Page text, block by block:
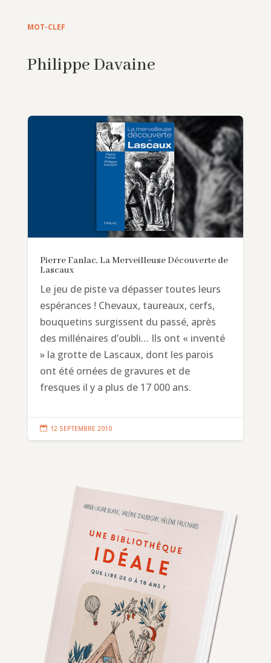
MOT-CLEF
Philippe Davaine
Pierre Fanlac, La Merveilleuse Découverte de
Lascaux
Le jeu de piste va dépasser toutes leurs
espérances ! Chevaux, taureaux, cerfs,
bouquetins surgissent du passé, après
des millénaires d’oubli… Ils ont « inventé
» la grotte de Lascaux, dont les parois
ont été ornées de gravures et de
fresques il y a plus de 17 000 ans.
 12 SEPTEMBRE 2010